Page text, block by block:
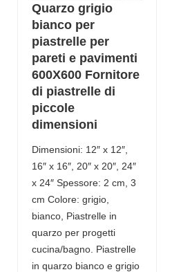
Quarzo grigio
bianco per
piastrelle per
pareti e pavimenti
600X600 Fornitore
di piastrelle di
piccole
dimensioni
Dimensioni: 12″ x 12″,
16″ x 16″, 20″ x 20″, 24″
x 24″ Spessore: 2 cm, 3
cm Colore: grigio,
bianco, Piastrelle in
quarzo per progetti
cucina/bagno. Piastrelle
in quarzo bianco e grigio